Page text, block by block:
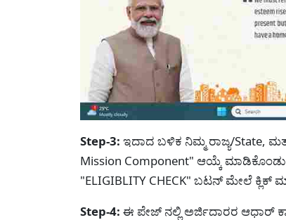
Step-3: ಇದಾದ ಬಳಿಕ ನಿಮ್ಮ ರಾಜ್ಯ/State,
Mission Component" ಆಯ್ಕೆ
"ELIGIBLITY CHECK" ಬಟನ್ ಮೇಲೆ ಕ್ಲಿಕ್
Step-4: ಈ ಪೇಜ್ ನಲ್ಲಿ ಅರ್ಜಿದಾರರ ಆಧಾರ್